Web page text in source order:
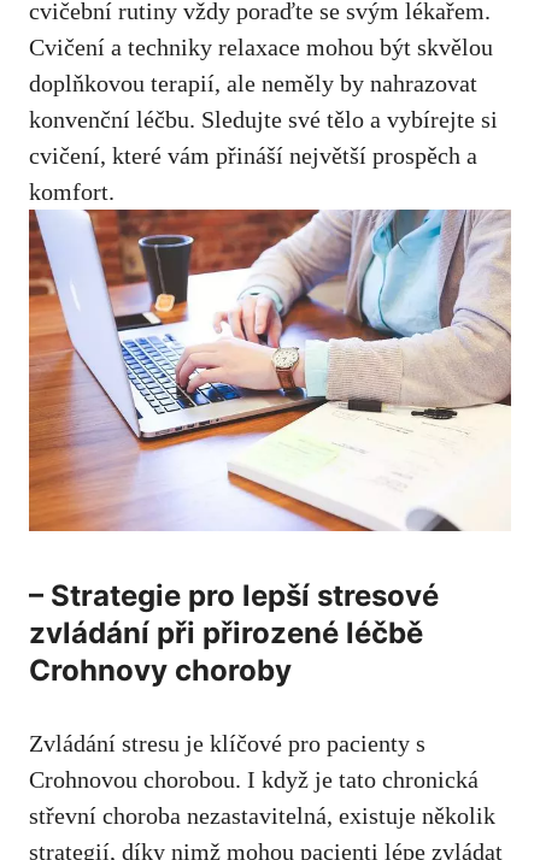
⁤cvičební rutiny vždy poraďte se svým lékařem.
Cvičení a⁣ techniky relaxace mohou být skvělou
doplňkovou ‍terapií, ale neměly by nahrazovat
konvenční léčbu. Sledujte své ‌tělo⁤ a vybírejte si
cvičení, které vám přináší​ největší​ prospěch a
⁢komfort.
– Strategie pro lepší stresové
zvládání při přirozené léčbě ​
Crohnovy ‍choroby
Zvládání ​stresu je klíčové pro pacienty s⁢
Crohnovou ​chorobou. I ‍když je tato chronická
střevní‍ choroba nezastavitelná, existuje několik
strategií, díky nimž⁢ mohou ‍pacienti lépe zvládat